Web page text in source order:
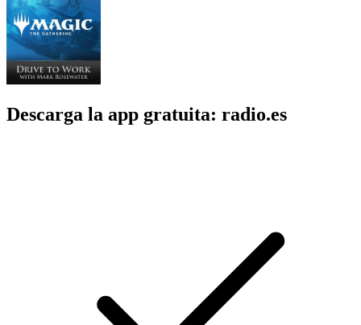
Descarga la app gratuita: radio.es